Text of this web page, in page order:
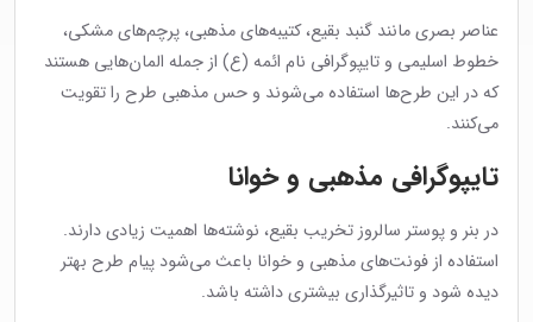
عناصر بصری مانند گنبد بقیع، کتیبه‌های مذهبی، پرچم‌های مشکی،
خطوط اسلیمی و تایپوگرافی نام ائمه (ع) از جمله المان‌هایی هستند
که در این طرح‌ها استفاده می‌شوند و حس مذهبی طرح را تقویت
می‌کنند.
تایپوگرافی مذهبی و خوانا
در بنر و پوستر سالروز تخریب بقیع، نوشته‌ها اهمیت زیادی دارند.
استفاده از فونت‌های مذهبی و خوانا باعث می‌شود پیام طرح بهتر
دیده شود و تاثیرگذاری بیشتری داشته باشد.